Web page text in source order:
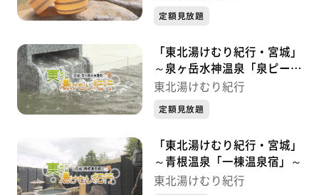
定額見放題
「東北湯けむり紀行・宮城」
～泉ヶ岳水神温泉「泉ピーク
ベース」～
東北湯けむり紀行
定額見放題
「東北湯けむり紀行・宮城」
～青根温泉「一棟温泉宿」～
東北湯けむり紀行